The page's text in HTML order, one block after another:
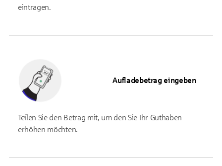
eintragen.
Aufladebetrag eingeben
Teilen Sie den Betrag mit, um den Sie Ihr Guthaben
erhöhen möchten.